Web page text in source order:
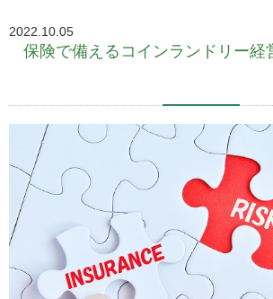
2022.10.05
保険で備えるコインランドリー経